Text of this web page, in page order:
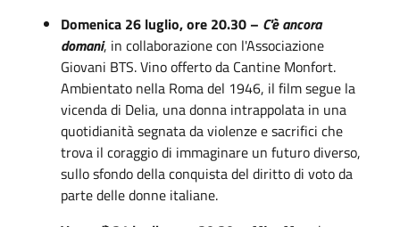
Domenica 26 luglio, ore 20.30 – C'è ancora
domani, in collaborazione con l'Associazione
Giovani BTS. Vino offerto da Cantine Monfort.
Ambientato nella Roma del 1946, il film segue la
vicenda di Delia, una donna intrappolata in una
quotidianità segnata da violenze e sacrifici che
trova il coraggio di immaginare un futuro diverso,
sullo sfondo della conquista del diritto di voto da
parte delle donne italiane.